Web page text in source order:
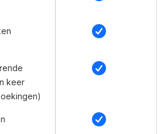
keer